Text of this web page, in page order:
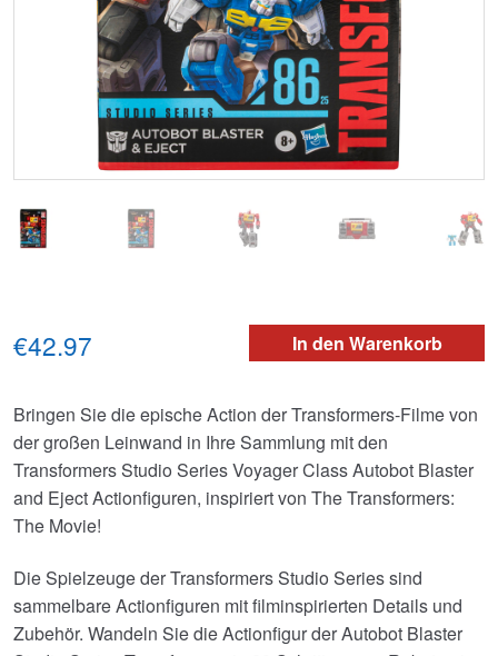
In den Warenkorb
€42.97
Bringen Sie die epische Action der Transformers-Filme von
der großen Leinwand in Ihre Sammlung mit den
Transformers Studio Series Voyager Class Autobot Blaster
and Eject Actionfiguren, inspiriert von The Transformers:
The Movie!
Die Spielzeuge der Transformers Studio Series sind
sammelbare Actionfiguren mit filminspirierten Details und
Zubehör. Wandeln Sie die Actionfigur der Autobot Blaster